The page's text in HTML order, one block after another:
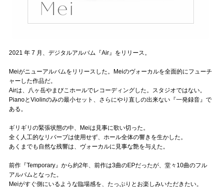
2021 年 7 月、デジタルアルバム『Air』をリリース。
Meiがニューアルバムをリリースした。Meiのヴォーカルを全面的にフューチ
ャーした作品だ。
Airは、八ヶ岳やまびこホールでレコーディングした。スタジオではない。
PianoとViolinのみの最小セット、さらにやり直しの出来ない『一発録音』で
ある。
ギリギリの緊張状態の中、Meiは見事に歌い切った。
全く人工的なリバーブは使用せず、ホール全体の響きを生かした。
あくまでも自然な残響は、ヴォーカルに見事な艶を与えた。
前作『Temporary』から約2年、前作は3曲のEPだったが、堂々10曲のフル
アルバムとなった。
Meiがすぐ側にいるような臨場感を、たっぷりとお楽しみいただきたい。